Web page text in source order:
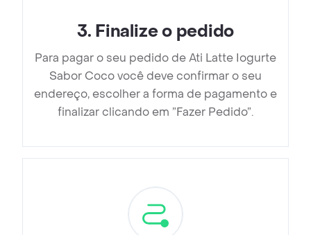
3. Finalize o pedido
Para pagar o seu pedido de Ati Latte Iogurte
Sabor Coco você deve confirmar o seu
endereço, escolher a forma de pagamento e
finalizar clicando em ”Fazer Pedido”.